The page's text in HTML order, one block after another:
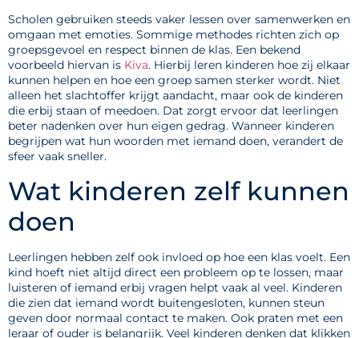
Scholen gebruiken steeds vaker lessen over samenwerken en
omgaan met emoties. Sommige methodes richten zich op
groepsgevoel en respect binnen de klas. Een bekend
voorbeeld hiervan is Kiva. Hierbij leren kinderen hoe zij elkaar
kunnen helpen en hoe een groep samen sterker wordt. Niet
alleen het slachtoffer krijgt aandacht, maar ook de kinderen
die erbij staan of meedoen. Dat zorgt ervoor dat leerlingen
beter nadenken over hun eigen gedrag. Wanneer kinderen
begrijpen wat hun woorden met iemand doen, verandert de
sfeer vaak sneller.
Wat kinderen zelf kunnen
doen
Leerlingen hebben zelf ook invloed op hoe een klas voelt. Een
kind hoeft niet altijd direct een probleem op te lossen, maar
luisteren of iemand erbij vragen helpt vaak al veel. Kinderen
die zien dat iemand wordt buitengesloten, kunnen steun
geven door normaal contact te maken. Ook praten met een
leraar of ouder is belangrijk. Veel kinderen denken dat klikken